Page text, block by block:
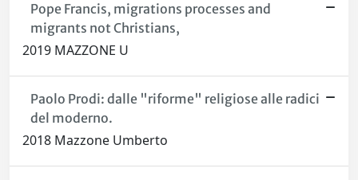
Pope Francis, migrations processes and
migrants not Christians,
2019 MAZZONE U
Paolo Prodi: dalle "riforme" religiose alle radici
del moderno.
2018 Mazzone Umberto